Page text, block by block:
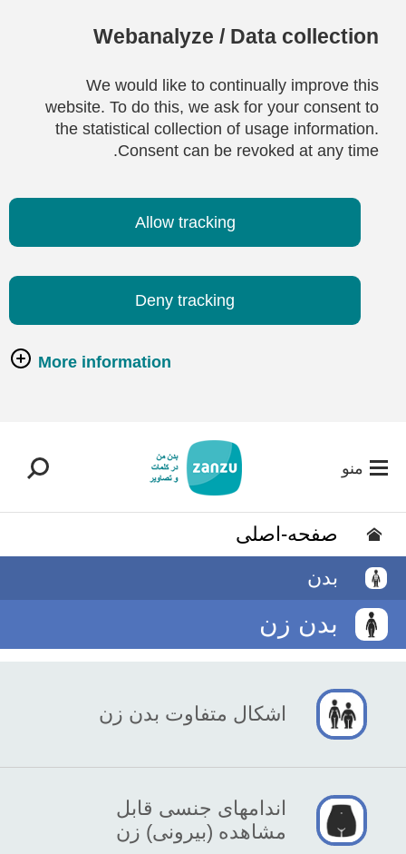
Webanalyze / Data collection
We would like to continually improve this
website. To do this, we ask for your consent to
the statistical collection of usage information.
Consent can be revoked at any time.
Allow tracking
Deny tracking
More information
منو
صفحه-اصلی
بدن
بدن زن
اشکال متفاوت بدن زن
اندامهای جنسی قابل
مشاهده (بیرونی) زن